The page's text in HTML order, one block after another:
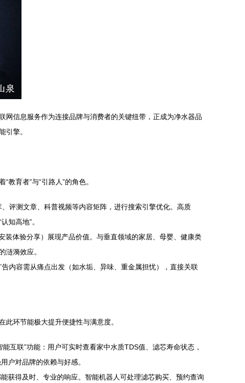
信息服务作为连接品牌与消费者的关键纽带，正成为净水器品
引擎。
育者”与“引路人”的角色。
评测文章、科普视频等内容矩阵，进行搜索引擎优化。高质
知高地”。
体验分享）展现产品价值。与垂直领域的家居、母婴、健康类
涟漪效应。
内容需从痛点出发（如水垢、异味、重金属担忧），直接关联
环节能极大提升便捷性与满意度。
互联”功能：用户可实时查看家中水质TDS值、滤芯寿命状态，
户对品牌的依赖与好感。
获得及时、专业的响应。智能机器人可处理滤芯购买、预约查询